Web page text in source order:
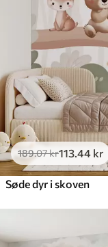
189.07kr113 .44 kr
Søde dyr i skoven